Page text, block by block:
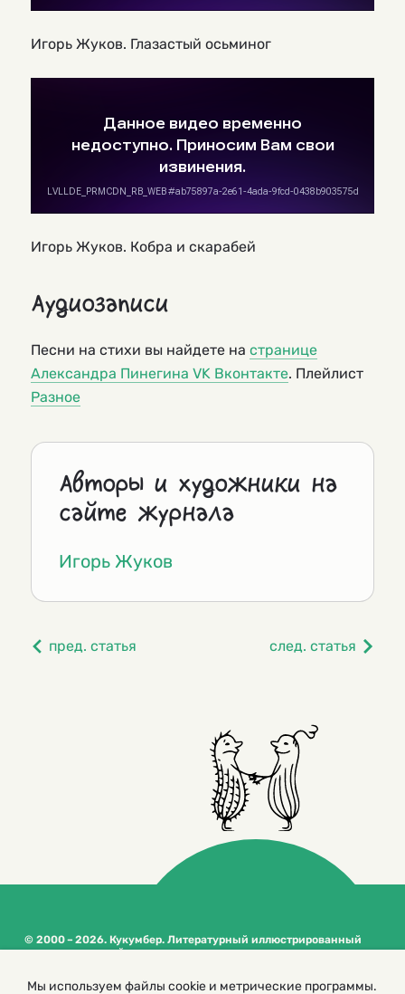
Игорь Жуков. Глазастый осьминог
Игорь Жуков. Кобра и скарабей
Аудиозаписи
Песни на стихи вы найдете на странице
Александра Пинегина VK Вконтакте. Плейлист
Разное
Авторы и художники на
сайте журнала
Игорь Жуков
пред. статья след. статья
© 2000 – 2026. Кукумбер. Литературный иллюстрированный
журнал для детей
сайта
Мы используем файлы cookie и метрические программы.